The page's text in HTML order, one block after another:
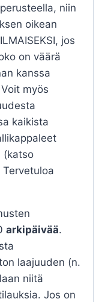
niin
oikean
jos
on väärä
kanssa
myös
kaikista
(katso
arkipäivää.
laajuuden (n.
niitä
Jos on